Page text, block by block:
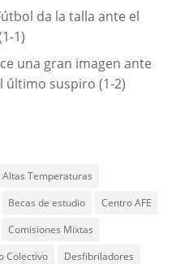
da la talla ante el
1)
una gran imagen ante
último suspiro (1-2)
Altas Temperaturas
Becas de estudio
Centro AFE
Comisiones Mixtas
Colectivo
Desfibriladores